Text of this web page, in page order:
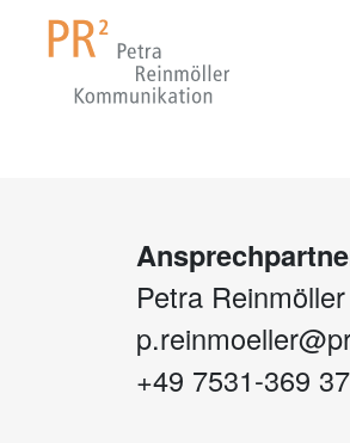
Petra Reinmöller
+49 7531-369